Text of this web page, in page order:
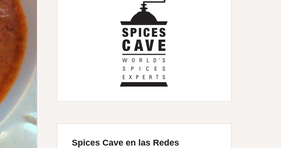
Spices Cave en las Redes